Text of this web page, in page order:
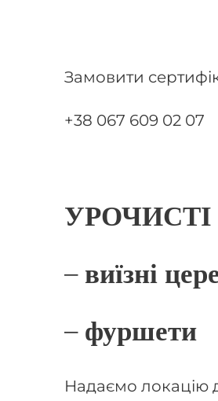
Замовити
+38 067 609 02 07
УРОЧИСТІ
– виїзні
– фуршети
Надаємо локацію